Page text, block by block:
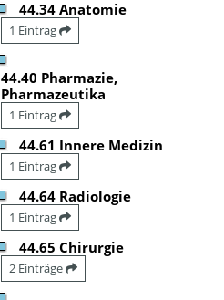
44.34 Anatomie
1 Eintrag
44.40 Pharmazie,
Pharmazeutika
1 Eintrag
44.61 Innere Medizin
1 Eintrag
44.64 Radiologie
1 Eintrag
44.65 Chirurgie
2 Einträge